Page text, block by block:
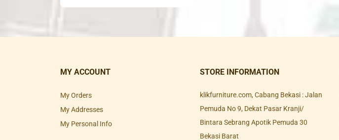
MY ACCOUNT
My Orders
My Addresses
My Personal Info
STORE INFORMATION
klikfurniture.com, Cabang Bekasi : Jalan
Pemuda No 9, Dekat Pasar Kranji/
Bintara Sebrang Apotik Pemuda 30
Bekasi Barat